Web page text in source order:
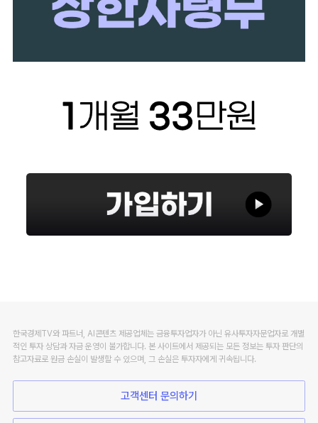
한국경제TV와 파트너, AI콘텐츠 제공업체는 금융투자업자가 아닌 유사투자자문업자로 개별
적인 투자 상담과 자금 운영이 불가합니다. 본 사이트에서 제공되는 모든 정보는 투자 판단의
참고자료로 원금 손실이 발생할 수 있으며, 그 손실은 투자자에게 귀속됩니다.
고객센터 문의하기